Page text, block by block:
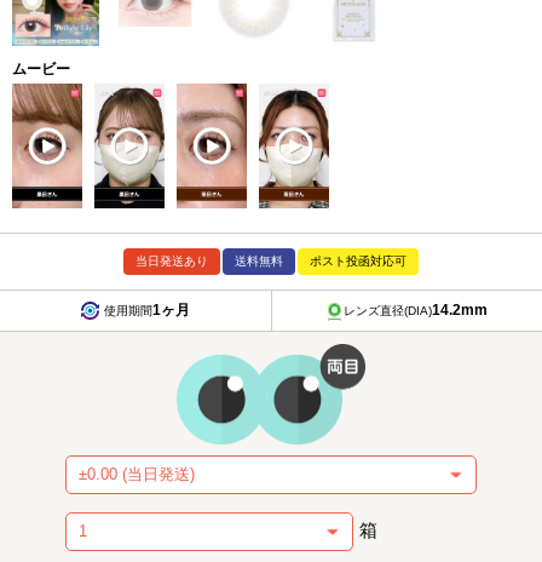
ムービー
当日発送あり 送料無料 ポスト投函対応可
使用期間1ヶ月 レンズ直径(DIA)14.2mm
箱